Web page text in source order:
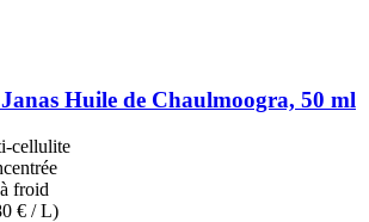
Huile de Chaulmoogra, 50 ml
cellulite
froid
€ / L)